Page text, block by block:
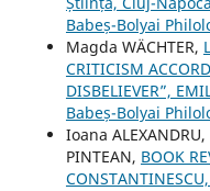
Babeș-Bolyai
Magda WÄCHTER,
CRITICISM
DISBELIEVER”,
Babeș-Bolyai
Ioana
PINTEAN, BOOK